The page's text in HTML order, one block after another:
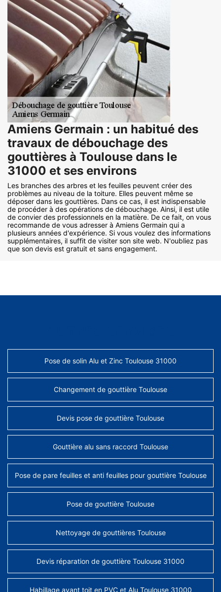
Amiens Germain : un habitué des
travaux de débouchage des
gouttières à Toulouse dans le
31000 et ses environs
Les branches des arbres et les feuilles peuvent créer des
problèmes au niveau de la toiture. Elles peuvent même se
déposer dans les gouttières. Dans ce cas, il est indispensable
de procéder à des opérations de débouchage. Ainsi, il est utile
de convier des professionnels en la matière. De ce fait, on vous
recommande de vous adresser à Amiens Germain qui a
plusieurs années d'expérience. Si vous voulez des informations
supplémentaires, il suffit de visiter son site web. N'oubliez pas
que son devis est gratuit et sans engagement.
Pose de solin Alu et Zinc Toulouse 31000
Changement de gouttière Toulouse
Devis pose de gouttière Toulouse
Gouttière alu sans raccord Toulouse
Pose de pare feuilles et anti feuilles pour gouttière Toulouse
Pose de gouttière Toulouse
Nettoyage de gouttières Toulouse
Devis réparation de gouttière Toulouse 31000
Habillage avant toit en PVC et Alu Toulouse 31000